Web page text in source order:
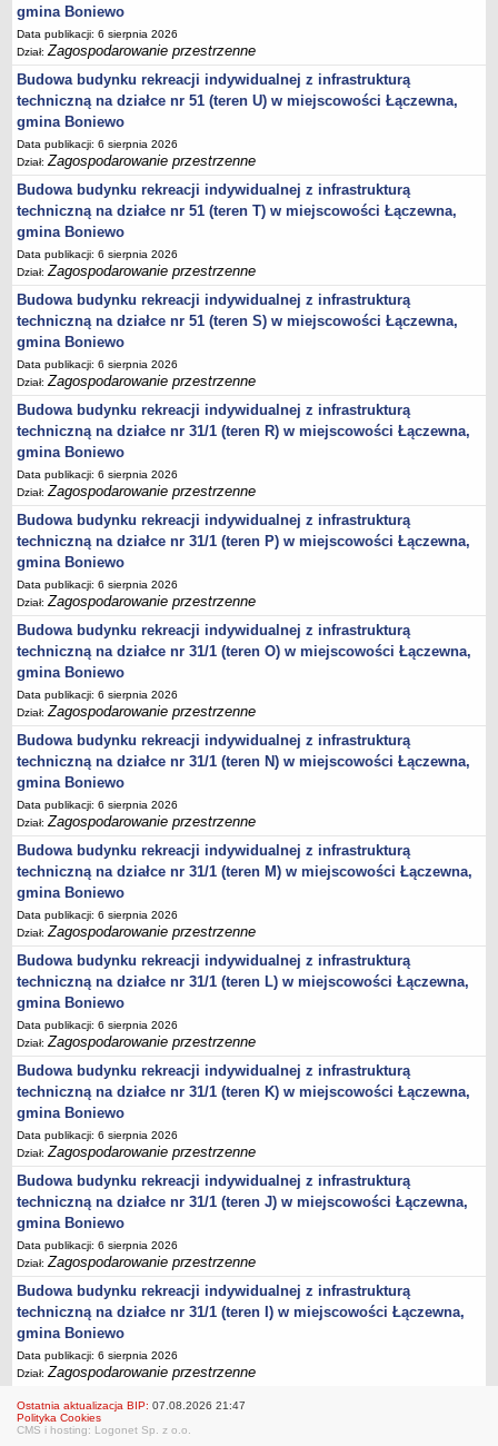
Plan postępowań o udzielenie zamówień na rok 2025
Plan postępowań na rok 2024
Plan postępowań o udzielenie zamówień na rok 2023
Plan postępowań o udzielenie zamówień na rok 2022
Plan postępowań w 2021 roku
Plan postępowań o udzielenie zamówień w 2020 roku
Plan postępowań o udzielenie zamówień na 2019
Plan postępowań o udzielenie zamówień w 2018 roku
Dług publiczny, Pomoc publiczna
Realizacja inwestycji
przetargi
Konkursy
elektronizacja zamówień publicznych
zamówienia do 170 000 PLN
PRAWO LOKALNE
Statut
Uchwały
Projekty uchwał
Zarządzenia
Protokoły
Opłaty i podatki
Zagospodarowanie przestrzenne
Obwieszczenia,Zawiadomienia, sprawozdania ochrony środowiska
Decyzje o środowiskowych uwarunkowaniach
REWITALIZACJA GMINY BONIEWO
PPWOW
Aktualności
konkursy
Podręcznik PPWOW
Plan działania
Strategia Rozwiązywania Problemów Społecznych
Lista osób kluczowych
Lista aktywności społecznych
Lista lokalnych liderów
Podmioty uprawnione do świadczenia usług integracji społecznej
Podmioty realizujące usługi integracji społecznej w 2009
Wykaz usług społecznych
Plan utrwalania rezultatów
FUNDUSZ WSPARCIA
MIENIE KOMUNALNE
2006
2007
2008
2010
2009
POMOC PUBLICZNA
PUBLICZNIE DOSTĘPNY WYKAZ DANYCH ZAWIERAJĄCYCH INFORMACJE O
ŚRODOWISKU I JEGO OCHRONIE
Pliki do pobrania
Informacja o wykazie
gmina Boniewo
Data publikacji: 6 sierpnia 2026
Dział:Zagospodarowanie przestrzenne
Budowa budynku rekreacji indywidualnej z infrastrukturą
techniczną na działce nr 51 (teren U) w miejscowości Łączewna,
gmina Boniewo
Data publikacji: 6 sierpnia 2026
Dział:Zagospodarowanie przestrzenne
Budowa budynku rekreacji indywidualnej z infrastrukturą
techniczną na działce nr 51 (teren T) w miejscowości Łączewna,
gmina Boniewo
Data publikacji: 6 sierpnia 2026
Dział:Zagospodarowanie przestrzenne
Budowa budynku rekreacji indywidualnej z infrastrukturą
techniczną na działce nr 51 (teren S) w miejscowości Łączewna,
gmina Boniewo
Data publikacji: 6 sierpnia 2026
Dział:Zagospodarowanie przestrzenne
Budowa budynku rekreacji indywidualnej z infrastrukturą
techniczną na działce nr 31/1 (teren R) w miejscowości Łączewna,
gmina Boniewo
Data publikacji: 6 sierpnia 2026
Dział:Zagospodarowanie przestrzenne
Budowa budynku rekreacji indywidualnej z infrastrukturą
techniczną na działce nr 31/1 (teren P) w miejscowości Łączewna,
gmina Boniewo
Data publikacji: 6 sierpnia 2026
Dział:Zagospodarowanie przestrzenne
Budowa budynku rekreacji indywidualnej z infrastrukturą
techniczną na działce nr 31/1 (teren O) w miejscowości Łączewna,
gmina Boniewo
Data publikacji: 6 sierpnia 2026
Dział:Zagospodarowanie przestrzenne
Budowa budynku rekreacji indywidualnej z infrastrukturą
techniczną na działce nr 31/1 (teren N) w miejscowości Łączewna,
gmina Boniewo
Data publikacji: 6 sierpnia 2026
Dział:Zagospodarowanie przestrzenne
Budowa budynku rekreacji indywidualnej z infrastrukturą
techniczną na działce nr 31/1 (teren M) w miejscowości Łączewna,
gmina Boniewo
Data publikacji: 6 sierpnia 2026
Dział:Zagospodarowanie przestrzenne
Budowa budynku rekreacji indywidualnej z infrastrukturą
techniczną na działce nr 31/1 (teren L) w miejscowości Łączewna,
gmina Boniewo
Data publikacji: 6 sierpnia 2026
Dział:Zagospodarowanie przestrzenne
Budowa budynku rekreacji indywidualnej z infrastrukturą
techniczną na działce nr 31/1 (teren K) w miejscowości Łączewna,
gmina Boniewo
Data publikacji: 6 sierpnia 2026
Dział:Zagospodarowanie przestrzenne
Budowa budynku rekreacji indywidualnej z infrastrukturą
techniczną na działce nr 31/1 (teren J) w miejscowości Łączewna,
gmina Boniewo
Data publikacji: 6 sierpnia 2026
Dział:Zagospodarowanie przestrzenne
Budowa budynku rekreacji indywidualnej z infrastrukturą
techniczną na działce nr 31/1 (teren I) w miejscowości Łączewna,
gmina Boniewo
Data publikacji: 6 sierpnia 2026
Dział:Zagospodarowanie przestrzenne
Ostatnia aktualizacja BIP: 07.08.2026 21:47
Polityka Cookies
CMS i hosting: Logonet Sp. z o.o.